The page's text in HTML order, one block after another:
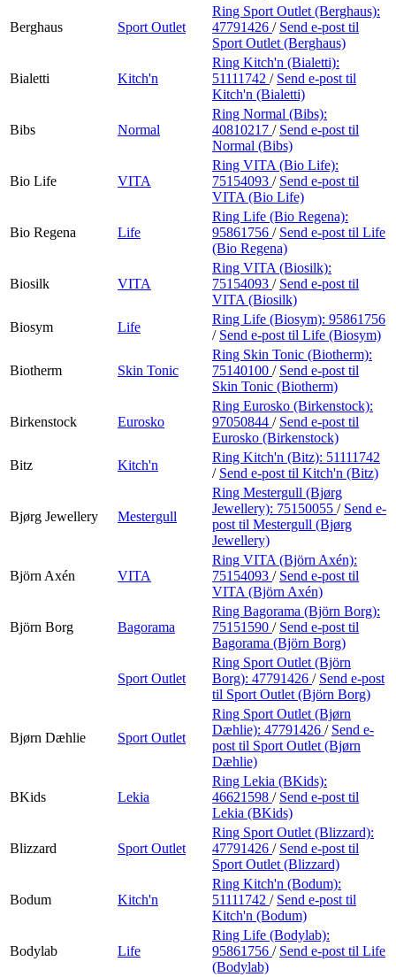
Berghaus Sport Outlet
Ring Sport Outlet (Berghaus):
47791426 / Send e-post til
Sport Outlet (Berghaus)
Bialetti Kitch'n
Ring Kitch'n (Bialetti):
51111742 / Send e-post til
Kitch'n (Bialetti)
Bibs Normal
Ring Normal (Bibs):
40810217 / Send e-post til
Normal (Bibs)
Bio Life VITA
Ring VITA (Bio Life):
75154093 / Send e-post til
VITA (Bio Life)
Bio Regena Life
Ring Life (Bio Regena):
95861756 / Send e-post til Life
(Bio Regena)
Biosilk VITA
Ring VITA (Biosilk):
75154093 / Send e-post til
VITA (Biosilk)
Biosym
Life
Ring Life (Biosym): 95861756
/ Send e-post til Life (Biosym)
Biotherm Skin Tonic
Ring Skin Tonic (Biotherm):
75140100 / Send e-post til
Skin Tonic (Biotherm)
Birkenstock Eurosko
Ring Eurosko (Birkenstock):
97050844 / Send e-post til
Eurosko (Birkenstock)
Bitz
Kitch'n
Ring Kitch'n (Bitz): 51111742
/ Send e-post til Kitch'n (Bitz)
Bjørg Jewellery Mestergull
Ring Mestergull (Bjørg
Jewellery): 75150055 / Send e-
post til Mestergull (Bjørg
Jewellery)
Björn Axén VITA
Ring VITA (Björn Axén):
75154093 / Send e-post til
VITA (Björn Axén)
Björn Borg Bagorama
Ring Bagorama (Björn Borg):
75151590 / Send e-post til
Bagorama (Björn Borg)
Sport Outlet
Ring Sport Outlet (Björn
Borg): 47791426 / Send e-post
til Sport Outlet (Björn Borg)
Bjørn Dæhlie Sport Outlet
Ring Sport Outlet (Bjørn
Dæhlie): 47791426 / Send e-
post til Sport Outlet (Bjørn
Dæhlie)
BKids Lekia
Ring Lekia (BKids):
46621598 / Send e-post til
Lekia (BKids)
Blizzard Sport Outlet
Ring Sport Outlet (Blizzard):
47791426 / Send e-post til
Sport Outlet (Blizzard)
Bodum Kitch'n
Ring Kitch'n (Bodum):
51111742 / Send e-post til
Kitch'n (Bodum)
Bodylab Life
Ring Life (Bodylab):
95861756 / Send e-post til Life
(Bodylab)